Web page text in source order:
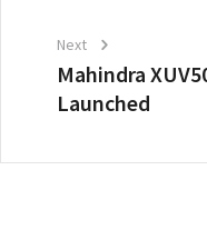
Mahindra
Launched
Next